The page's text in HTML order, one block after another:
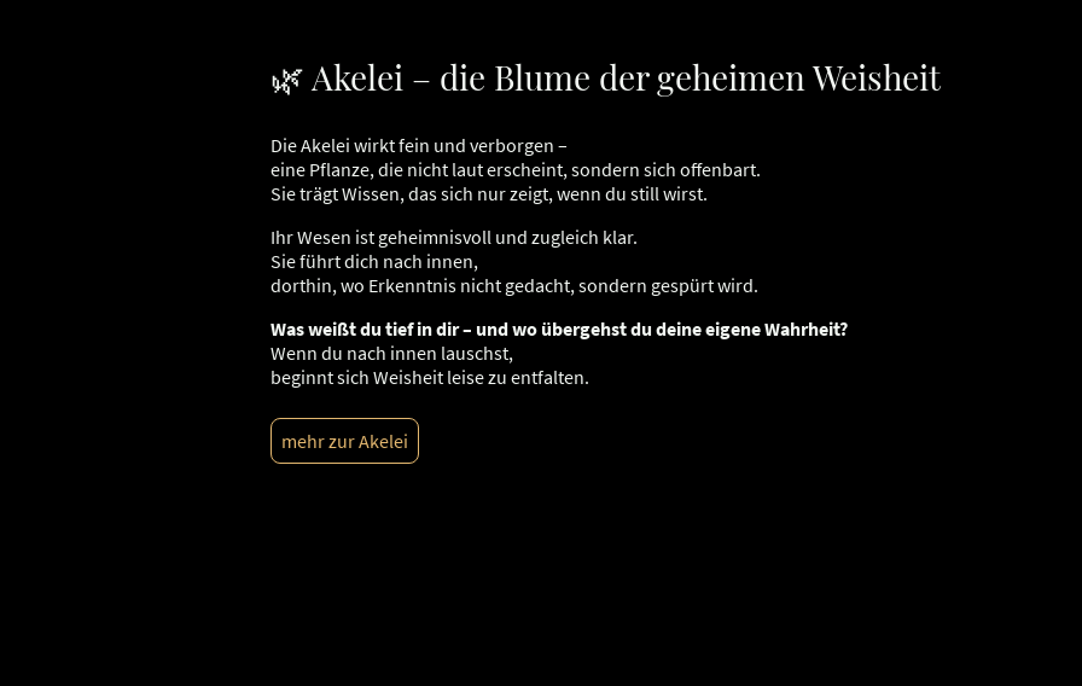
🌿 Akelei – die Blume der geheimen Weisheit
Die Akelei wirkt fein und verborgen –
eine Pflanze, die nicht laut erscheint, sondern sich offenbart.
Sie trägt Wissen, das sich nur zeigt, wenn du still wirst.
Ihr Wesen ist geheimnisvoll und zugleich klar.
Sie führt dich nach innen,
dorthin, wo Erkenntnis nicht gedacht, sondern gespürt wird.
Was weißt du tief in dir – und wo übergehst du deine eigene Wahrheit?
Wenn du nach innen lauschst,
beginnt sich Weisheit leise zu entfalten.
mehr zur Akelei